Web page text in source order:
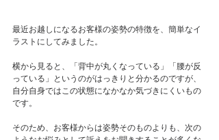
最近お越しになるお客様の姿勢の特徴を、簡単なイ
ラストにしてみました。
横から見ると、「背中が丸くなっている」「腰が反
っている」というのがはっきりと分かるのですが、
自分自身ではこの状態になかなか気づきにくいもの
です。
そのため、お客様からは姿勢そのものよりも、次の